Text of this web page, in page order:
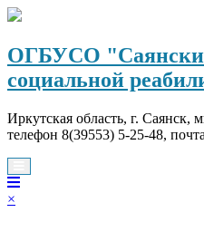
Перейти
содержимому
ОГБУСО
социальной
Иркутская область, г. Саянск,
телефон 8(39553) 5-25-48,
×